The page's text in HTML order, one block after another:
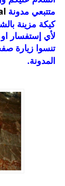
متتبعي مدونة
كيكة مزينة
لأي إستفسار
تنسوا زيارة
المدونة.